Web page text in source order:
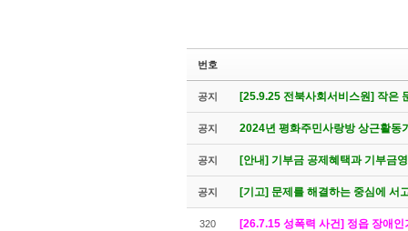
번호
공지 [25.9.25 전북사회서비스원] 작은
공지 2024년 평화주민사랑방 상근활동
공지 [안내] 기부금 공제혜택과 기부금
공지 [기고] 문제를 해결하는 중심에 서
320 [26.7.15 성폭력 사건] 정읍 장애